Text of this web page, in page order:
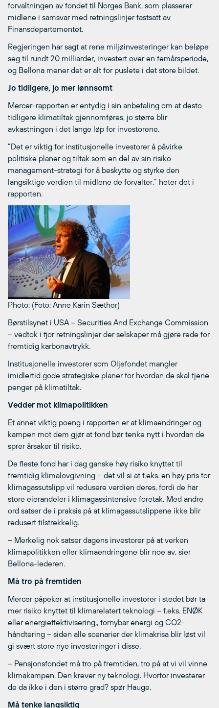
forvaltningen av fondet til Norges Bank, som plasserer
midlene i samsvar med retningslinjer fastsatt av
Finansdepartementet.
Regjeringen har sagt at rene miljøinvesteringer kan beløpe
seg til rundt 20 milliarder, investert over en femårsperiode,
og Bellona mener det er alt for puslete i det store bildet.
Jo tidligere, jo mer lønnsomt
Mercer-rapporten er entydig i sin anbefaling om at desto
tidligere klimatiltak gjennomføres, jo større blir
avkastningen i det lange løp for investorene.
”Det er viktig for institusjonelle investorer å påvirke
politiske planer og tiltak som en del av sin risiko
management-strategi for å beskytte og styrke den
langsiktige verdien til midlene de forvalter,” heter det i
rapporten.
Photo: (Foto: Anne Karin Sæther)
Børstilsynet i USA – Securities And Exchange Commission
– vedtok i fjor retningslinjer der selskaper må gjøre rede for
fremtidig karbonavtrykk.
Institusjonelle investorer som Oljefondet mangler
imidlertid gode strategiske planer for hvordan de skal tjene
penger på klimatiltak.
Vedder mot klimapolitikken
Et annet viktig poeng i rapporten er at klimaendringer og
kampen mot dem gjør at fond bør tenke nytt i hvordan de
sprer årsaker til risiko.
De fleste fond har i dag ganske høy risiko knyttet til
fremtidig klimalovgivning – det vil si at f.eks. en høy pris for
klimagassutslipp vil redusere verdien deres, fordi de har
store eierandeler i klimagassintensive foretak. Med andre
ord satser de i praksis på at klimagassutslippene ikke blir
redusert tilstrekkelig.
– Merkelig nok satser dagens investorer på at verken
klimapolitikken eller klimaendringene blir noe av, sier
Bellona-lederen.
Må tro på fremtiden
Mercer påpeker at institusjonelle investorer i stedet bør ta
mer risiko knyttet til klimarelatert teknologi – f.eks. ENØK
eller energieffektivisering,, fornybar energi og CO2-
håndtering – siden alle scenarier der klimakrisa blir løst vil
gi svært store nye investeringer i disse.
– Pensjonsfondet må tro på fremtiden, tro på at vi vil vinne
klimakampen. Den krever ny teknologi. Hvorfor investerer
de da ikke i den i større grad? spør Hauge.
Må tenke langsiktig